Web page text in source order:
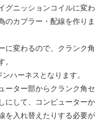
グニッションコイルに変わ
のカプラー・配線を作りま
変わるので、クランク角
ハーネスとなります。
ーター部からクランク角セ
にして、コンピューターか
を入れ替えたりする必要が